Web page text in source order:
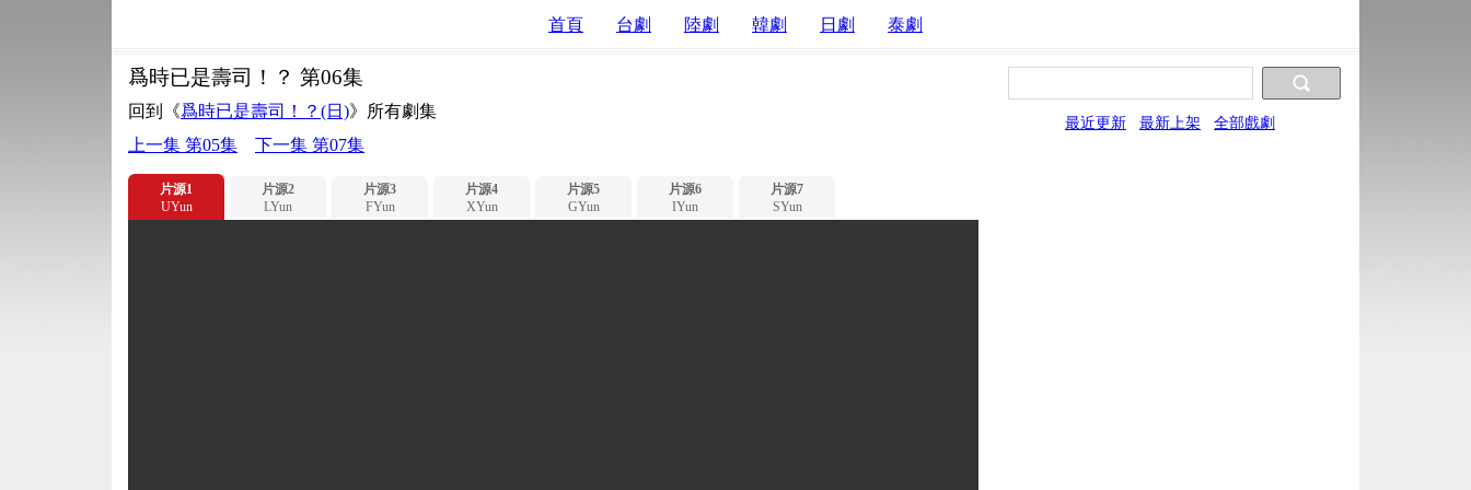
首頁 台劇 陸劇 韓劇 日劇 泰劇
最近更新 最新上架 全部戲劇
爲時已是壽司！？ 第06集
回到《爲時已是壽司！？(日)》所有劇集
上一集 第05集
下一集 第07集
片源1
UYun
片源2
LYun
片源3
FYun
片源4
XYun
片源5
GYun
片源6
IYun
片源7
SYun